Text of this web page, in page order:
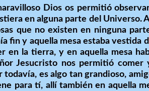
Dios os permitió
en alguna parte del Universo.
que no existen en ninguna
fin y aquella mesa estaba vestida
en la tierra, y en aquella mesa
Jesucristo nos permitió
todavía, es algo tan grandioso,
para tí, allí también en aquella